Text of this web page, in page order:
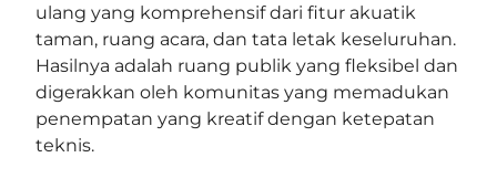
ulang yang komprehensif dari fitur akuatik
taman, ruang acara, dan tata letak keseluruhan.
Hasilnya adalah ruang publik yang fleksibel dan
digerakkan oleh komunitas yang memadukan
penempatan yang kreatif dengan ketepatan
teknis.